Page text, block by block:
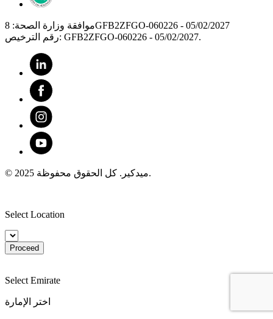
موافقة وزارة الصحة: 8GFB2ZFGO-060226 - 05/02/2027
رقم الترخيص: GFB2ZFGO-060226 - 05/02/2027.
© 2025 ميدكير. كل الحقوق محفوظة.
Select Location
Proceed
Select Emirate
اختر الإمارة